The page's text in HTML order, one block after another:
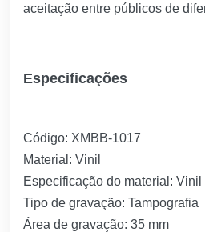
aceitação entre públicos de
Especificações
Código: XMBB-1017
Material: Vinil
Especificação do material:
Tipo de gravação: Tampografia
Área de gravação: 35 mm